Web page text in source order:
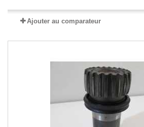
Ajouter au comparateur